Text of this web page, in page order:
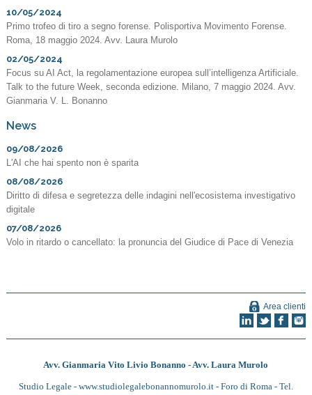
10/05/2024
Primo trofeo di tiro a segno forense. Polisportiva Movimento Forense.
Roma, 18 maggio 2024. Avv. Laura Murolo
02/05/2024
Focus su AI Act, la regolamentazione europea sull’intelligenza Artificiale.
Talk to the future Week, seconda edizione. Milano, 7 maggio 2024. Avv.
Gianmaria V. L. Bonanno
News
09/08/2026
L'AI che hai spento non è sparita
08/08/2026
Diritto di difesa e segretezza delle indagini nell'ecosistema investigativo
digitale
07/08/2026
Volo in ritardo o cancellato: la pronuncia del Giudice di Pace di Venezia
Area clienti
Avv. Gianmaria Vito Livio Bonanno - Avv. Laura Murolo
Studio Legale - www.studiolegalebonannomurolo.it - Foro di Roma - Tel.